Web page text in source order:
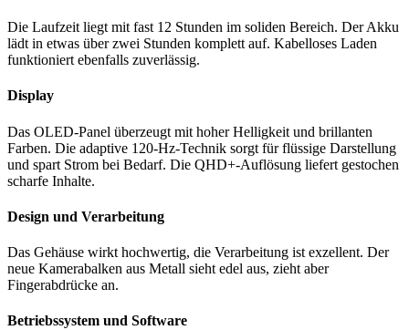
Die Laufzeit liegt mit fast 12 Stunden im soliden Bereich. Der Akku
lädt in etwas über zwei Stunden komplett auf. Kabelloses Laden
funktioniert ebenfalls zuverlässig.
Display
Das OLED-Panel überzeugt mit hoher Helligkeit und brillanten
Farben. Die adaptive 120-Hz-Technik sorgt für flüssige Darstellung
und spart Strom bei Bedarf. Die QHD+-Auflösung liefert gestochen
scharfe Inhalte.
Design und Verarbeitung
Das Gehäuse wirkt hochwertig, die Verarbeitung ist exzellent. Der
neue Kamerabalken aus Metall sieht edel aus, zieht aber
Fingerabdrücke an.
Betriebssystem und Software